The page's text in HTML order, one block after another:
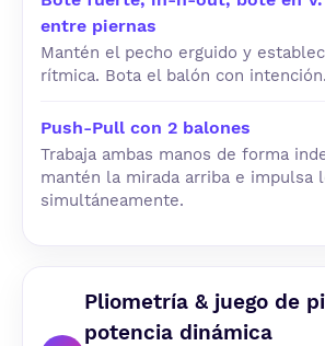
entre piernas
Mantén el pecho erguido y
rítmica. Bota el balón con intención.
Push-Pull con 2 balones
Trabaja ambas manos de forma
mantén la mirada arriba e impulsa
simultáneamente.
Pliometría & juego de
potencia dinámica